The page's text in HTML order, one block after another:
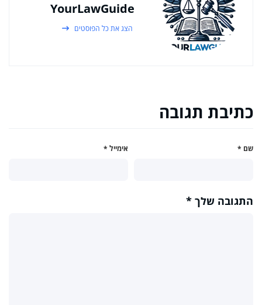
YourLawGuide
הצג את כל הפוסטים
כתיבת תגובה
שם * אימייל *
התגובה שלך *